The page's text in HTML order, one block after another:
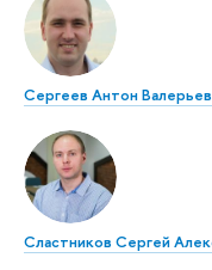
Сергеев Антон
Сластников Сергей